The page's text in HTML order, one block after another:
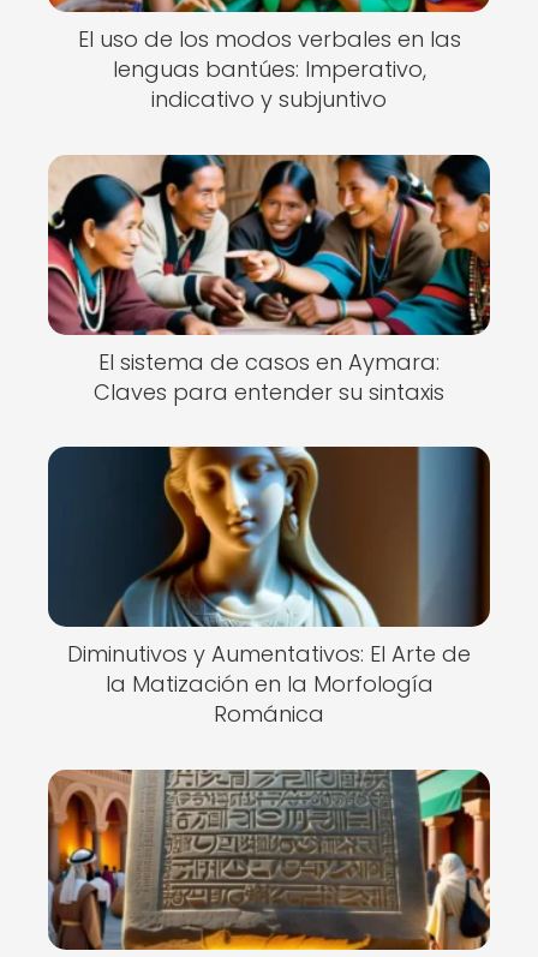
El uso de los modos verbales en las
lenguas bantúes: Imperativo,
indicativo y subjuntivo
El sistema de casos en Aymara:
Claves para entender su sintaxis
Diminutivos y Aumentativos: El Arte de
la Matización en la Morfología
Románica